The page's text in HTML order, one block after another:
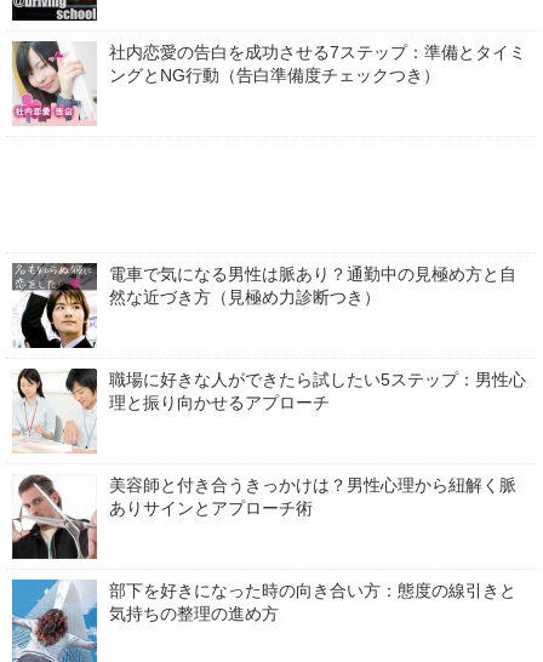
社内恋愛の告白を成功させる7ステップ：準備とタイミ
ングとNG行動（告白準備度チェックつき）
電車で気になる男性は脈あり？通勤中の見極め方と自
然な近づき方（見極め力診断つき）
職場に好きな人ができたら試したい5ステップ：男性心
理と振り向かせるアプローチ
美容師と付き合うきっかけは？男性心理から紐解く脈
ありサインとアプローチ術
部下を好きになった時の向き合い方：態度の線引きと
気持ちの整理の進め方